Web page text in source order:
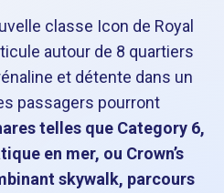
classe Icon de Royal
autour de 8 quartiers
et détente dans un
passagers pourront
telles que Category 6,
en mer, ou Crown’s
skywalk, parcours